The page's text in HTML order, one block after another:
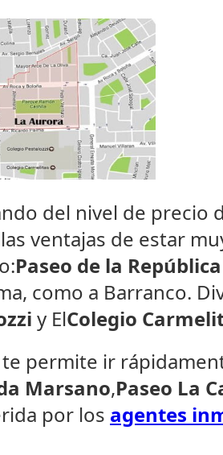
del nivel de precio
ventajas de estar
Paseo de la República
como a Barranco.
y ElColegio
permite ir
Marsano,Paseo La
por los agentes